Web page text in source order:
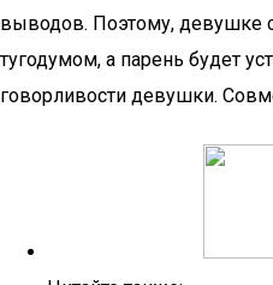
выводов. Поэтому, девушке
тугодумом, а парень будет
говорливости девушки.